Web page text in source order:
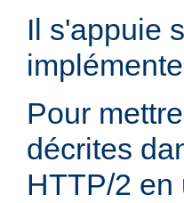
Il s'appuie
Pour
décrites
HTTP/2